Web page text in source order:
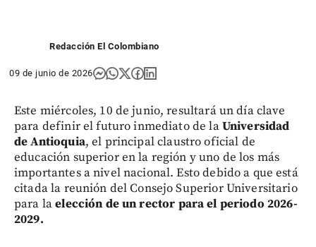
Redacción El Colombiano
09 de junio de 2026
Este miércoles, 10 de junio, resultará un día clave
para definir el futuro inmediato de laUniversidad
de Antioquia, el principal claustro oficial de
educación superior en la región y uno de los más
importantes a nivel nacional. Esto debido a que está
citada la reunión del Consejo Superior Universitario
para laelección de un rector para el periodo 2026-
2029.